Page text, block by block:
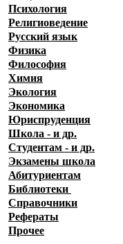
Психология
Религиоведение
Русский язык
Физика
Философия
Химия
Экология
Экономика
Юриспруденция
Школа - и др.
Студентам - и др.
Экзамены школа
Абитуриентам
Библиотеки
Справочники
Рефераты
Прочее